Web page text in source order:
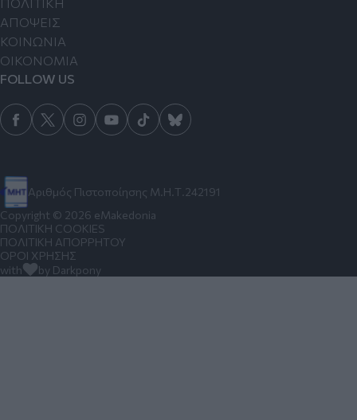
Αριθμός Πιστοποίησης Μ.Η.Τ.242191
ΑΠΟΨΕΙΣ
ΚΟΙΝΩΝΙΑ
ΟΙΚΟΝΟΜΙΑ
FOLLOW US
Copyright © 2026 eMakedonia
ΠΟΛΙΤΙΚΗ COOKIES
ΠΟΛΙΤΙΚΗ ΑΠΟΡΡΗΤΟΥ
ΟΡΟΙ ΧΡΗΣΗΣ
with
by Darkpony